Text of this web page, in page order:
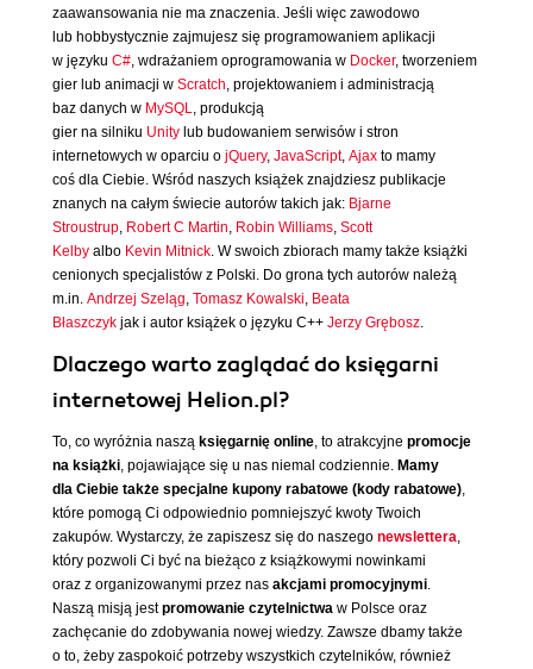
zaawansowania nie ma znaczenia. Jeśli więc zawodowo
lub hobbystycznie zajmujesz się programowaniem aplikacji
w języku C#, wdrażaniem oprogramowania w Docker, tworzeniem
gier lub animacji w Scratch, projektowaniem i administracją
baz danych w MySQL, produkcją
gier na silniku Unity lub budowaniem serwisów i stron
internetowych w oparciu o jQuery, JavaScript, Ajax to mamy
coś dla Ciebie. Wśród naszych książek znajdziesz publikacje
znanych na całym świecie autorów takich jak: Bjarne
Stroustrup, Robert C Martin, Robin Williams, Scott
Kelby albo Kevin Mitnick. W swoich zbiorach mamy także książki
cenionych specjalistów z Polski. Do grona tych autorów należą
m.in. Andrzej Szeląg, Tomasz Kowalski, Beata
Błaszczyk jak i autor książek o języku C++ Jerzy Grębosz.
Dlaczego warto zaglądać do księgarni
internetowej Helion.pl?
To, co wyróżnia naszą księgarnię online, to atrakcyjne promocje
na książki, pojawiające się u nas niemal codziennie. Mamy
dla Ciebie także specjalne kupony rabatowe (kody rabatowe),
które pomogą Ci odpowiednio pomniejszyć kwoty Twoich
zakupów. Wystarczy, że zapiszesz się do naszego newslettera,
który pozwoli Ci być na bieżąco z książkowymi nowinkami
oraz z organizowanymi przez nas akcjami promocyjnymi.
Naszą misją jestpromowanie czytelnictwa w Polsce oraz
zachęcanie do zdobywania nowej wiedzy. Zawsze dbamy także
o to, żeby zaspokoić potrzeby wszystkich czytelników, również